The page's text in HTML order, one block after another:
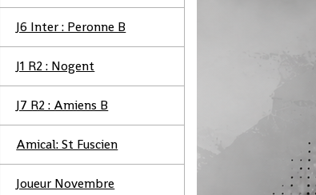
J6 Inter : Peronne B
J1 R2 : Nogent
J7 R2 : Amiens B
Amical: St Fuscien
Joueur Novembre